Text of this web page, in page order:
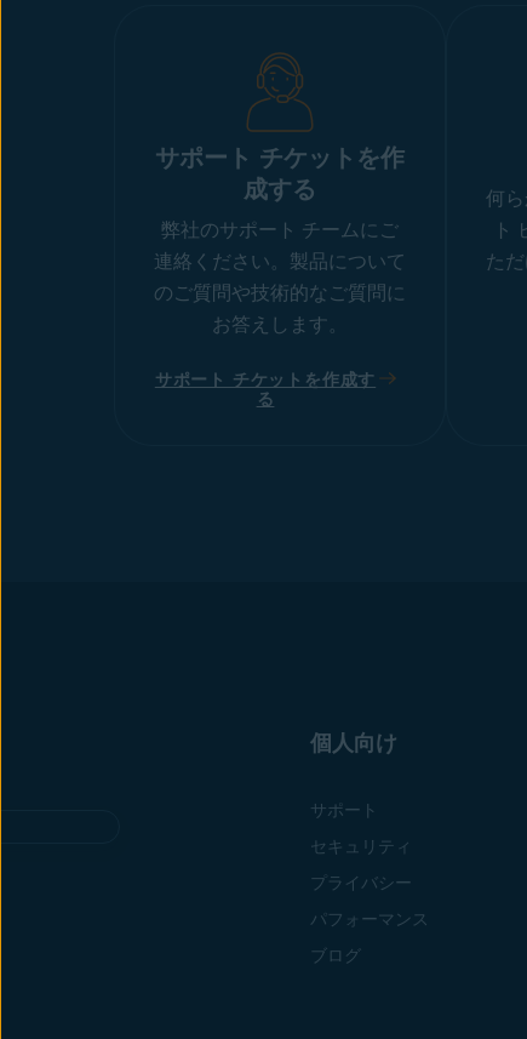
サポート チケットを作
成する
弊社のサポート チームにご
連絡ください。製品について
のご質問や技術的なご質問に
お答えします。
サポート チケットを作成す
る
何
ト
た
個人向け
サポート
セキュリティ
プライバシー
パフォーマンス
ブログ